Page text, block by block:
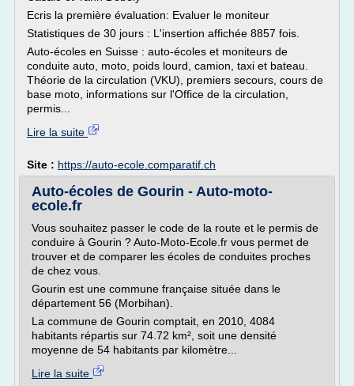
Ecris la première évaluation: Evaluer le moniteur
Statistiques de 30 jours : L'insertion affichée 8857 fois.
Auto-écoles en Suisse : auto-écoles et moniteurs de
conduite auto, moto, poids lourd, camion, taxi et bateau.
Théorie de la circulation (VKU), premiers secours, cours de
base moto, informations sur l'Office de la circulation,
permis...
Lire la suite
Site : https://auto-ecole.comparatif.ch
Auto-écoles de Gourin - Auto-moto-
ecole.fr
Vous souhaitez passer le code de la route et le permis de
conduire à Gourin ? Auto-Moto-Ecole.fr vous permet de
trouver et de comparer les écoles de conduites proches
de chez vous.
Gourin est une commune française située dans le
département 56 (Morbihan).
La commune de Gourin comptait, en 2010, 4084
habitants répartis sur 74.72 km², soit une densité
moyenne de 54 habitants par kilomètre...
Lire la suite